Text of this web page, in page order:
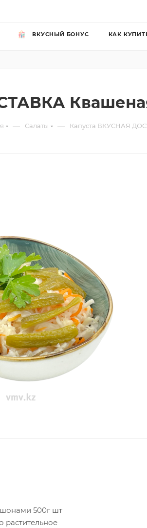
ВКУСНЫЙ БОНУС КАК
— Салаты — Капуста ВКУСНАЯ
500г шт
растительное